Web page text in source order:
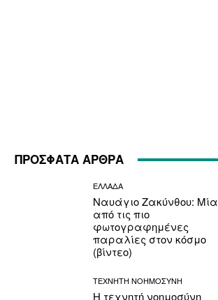
ΠΡΟΣΦΑΤΑ ΑΡΘΡΑ
ΕΛΛΑΔΑ
Ναυάγιο Ζακύνθου: Μία
από τις πιο
φωτογραφημένες
παραλίες στον κόσμο
(βίντεο)
ΤΕΧΝΗΤΗ ΝΟΗΜΟΣΥΝΗ
Η τεχνητή νοημοσύνη